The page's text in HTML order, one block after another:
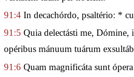
91:4 In decachórdo, psaltério: *
91:5 Quia delectásti me, Dómine,
opéribus mánuum tuárum
91:6 Quam magnificáta sunt